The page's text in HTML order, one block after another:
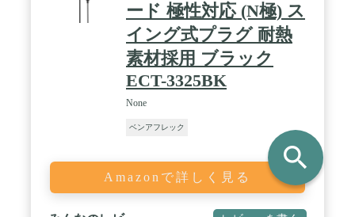
ード 極性対応 (N極) ス
イング式プラグ 耐熱
素材採用 ブラック
ECT-3325BK
None
ベンアフレック
Amazonで詳しく見る
search